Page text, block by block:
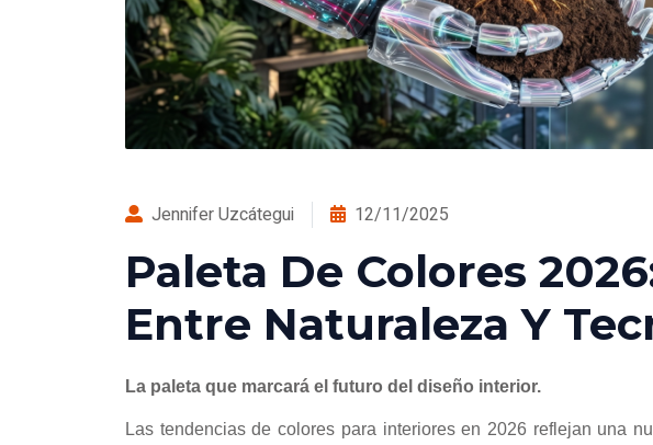
Jennifer Uzcátegui 12/11/2025
Paleta De Colores
Entre Naturaleza Y
La paleta que marcará el futuro del diseño interior.
Las tendencias de colores para interiores en 2026 reflejan una